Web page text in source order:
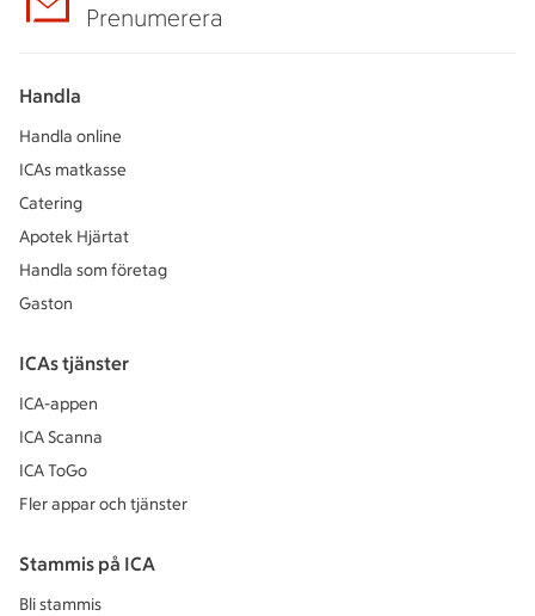
Prenumerera
Handla
Handla online
ICAs matkasse
Catering
Apotek Hjärtat
Handla som företag
Gaston
ICAs tjänster
ICA-appen
ICA Scanna
ICA ToGo
Fler appar och tjänster
Stammis på ICA
Bli stammis